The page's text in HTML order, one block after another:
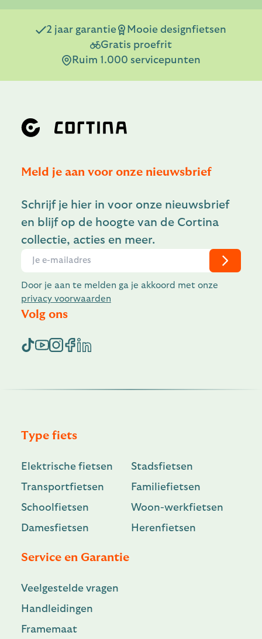
2 jaar garantie
Mooie designfietsen
Gratis proefrit
Ruim 1.000 servicepunten
Meld je aan voor onze nieuwsbrief
Schrijf je hier in voor onze nieuwsbrief
en blijf op de hoogte van de Cortina
collectie, acties en meer.
Door je aan te melden ga je akkoord met onze
privacy voorwaarden
Volg ons
Type fiets
Elektrische fietsen
Stadsfietsen
Transportfietsen
Familiefietsen
Schoolfietsen
Woon-werkfietsen
Damesfietsen
Herenfietsen
Service en Garantie
Veelgestelde vragen
Handleidingen
Framemaat